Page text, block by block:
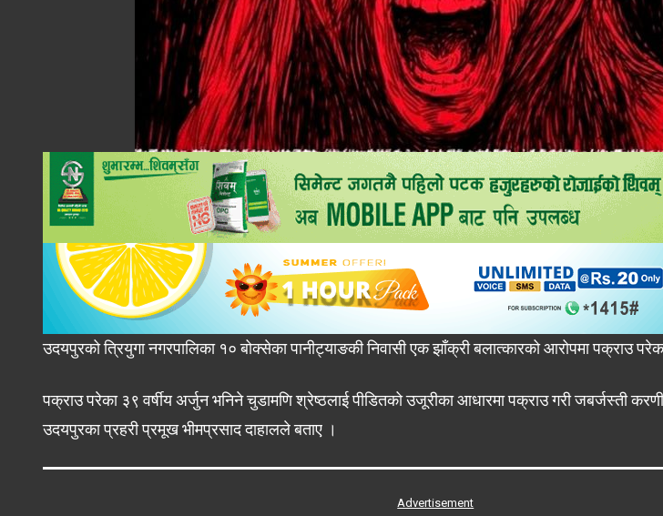
उदयपुरको त्रियुगा नगरपालिका १० बोक्सेका पानीट्याङकी निवासी एक झाँक्री बलात्कारको आरोपमा पक्राउ
पक्राउ परेका ३९ वर्षीय अर्जुन भनिने चुडामणि श्रेष्ठलाई पीडितको उजूरीका आधारमा पक्राउ गरी जबर्जस्ती
उदयपुरका प्रहरी प्रमूख भीमप्रसाद दाहालले बताए ।
Advertisement